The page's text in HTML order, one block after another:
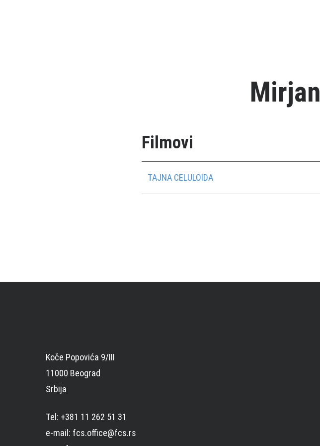
Filmovi
TAJNA CELULOIDA
Koče Popovića 9/III
11000 Beograd
Srbija
Tel: +381 11 262 51 31
e-mail: fcs.office@fcs.rs